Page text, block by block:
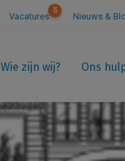
Vacatures
5
Nieuws &
Wie zijn wij? Ons